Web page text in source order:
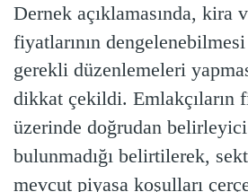
Dernek açıklamasında, kira
fiyatlarının
gerekli düzenlemeleri
dikkat çekildi. Emlakçıların
üzerinde doğrudan
bulunmadığı belirtilerek,
mevcut piyasa koşulları